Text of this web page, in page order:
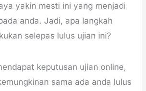
yakin mesti ini yang menjadi
anda. Jadi, apa langkah
selepas lulus ujian ini?
keputusan ujian online,
sama ada anda lulus